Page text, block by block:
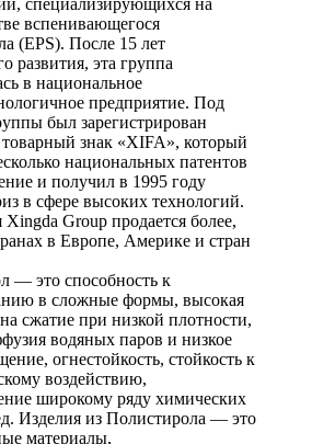
вспенивающегося
(EPS). После 15 лет
развития, эта группа
в национальное
предприятие. Под
был зарегистрирован
знак «XIFA», который
национальных патентов
и получил в 1995 году
в сфере высоких технологий.
Group продается более,
в Европе, Америке и стран
— это способность к
в сложные формы, высокая
сжатие при низкой плотности,
водяных паров и низкое
огнестойкость, стойкость к
воздействию,
широкому ряду химических
Изделия из Полистирола — это
материалы,